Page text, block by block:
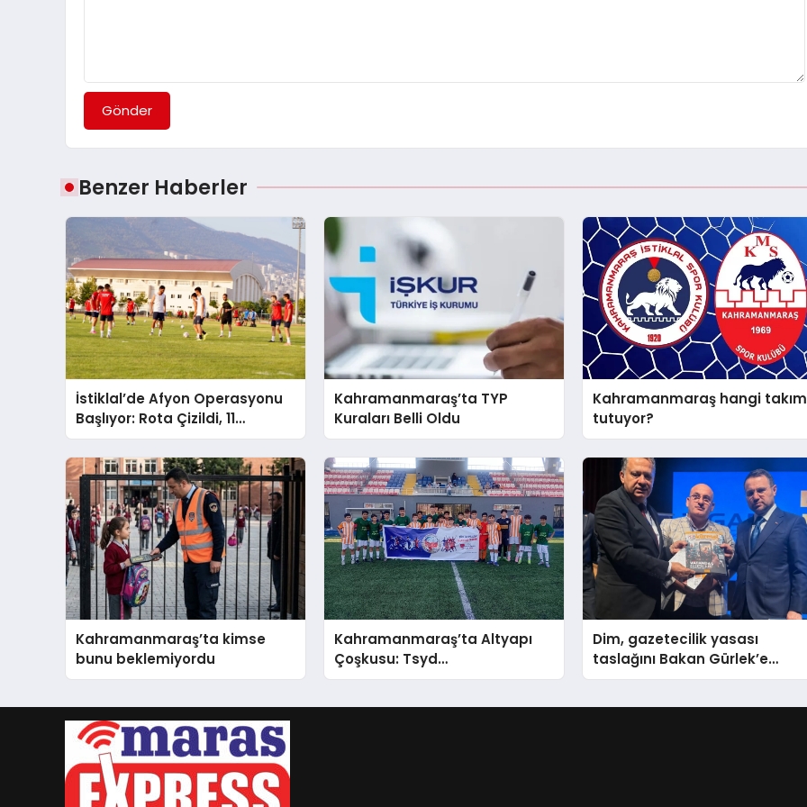
Gönder
Benzer Haberler
İstiklal’de Afyon Operasyonu
Başlıyor: Rota Çizildi, 11
Ağustos’ta Aslan Pençesi
Vurulacak!
Kahramanmaraş’ta TYP
Kuraları Belli Oldu
Kahramanmaraş hangi
tutuyor?
Kahramanmaraş’ta kimse
bunu beklemiyordu
Kahramanmaraş’ta Altyapı
Çoşkusu: Tsyd
Kahramanmaraş Cup Tüm
Dim, gazetecilik yasası
taslağını Bakan Gürlek’e
sundu